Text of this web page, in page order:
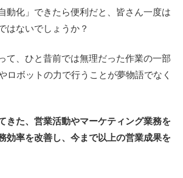
動化」できたら便利だと、皆さん一度は
はないでしょうか？
て、ひと昔前では無理だった作業の一部
ロボットの力で行うことが夢物語でなく
きた、営業活動やマーケティング業務を
効率を改善し、今まで以上の営業成果を